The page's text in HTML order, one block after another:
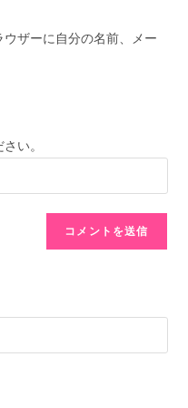
ザーに自分の名前、メー
い。